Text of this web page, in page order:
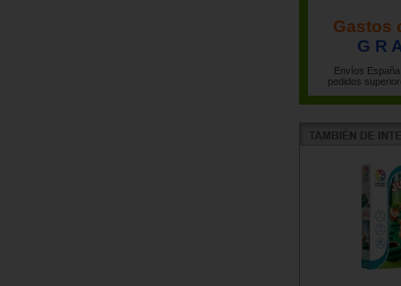
Gastos
G R
Envíos
pedidos